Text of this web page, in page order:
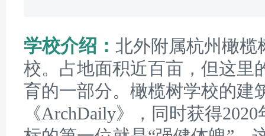
学校介绍： 北外附属杭州橄榄
校。占地面积近百亩，但这里
育的一部分。橄榄树学校的建
《ArchDaily》，同时获得